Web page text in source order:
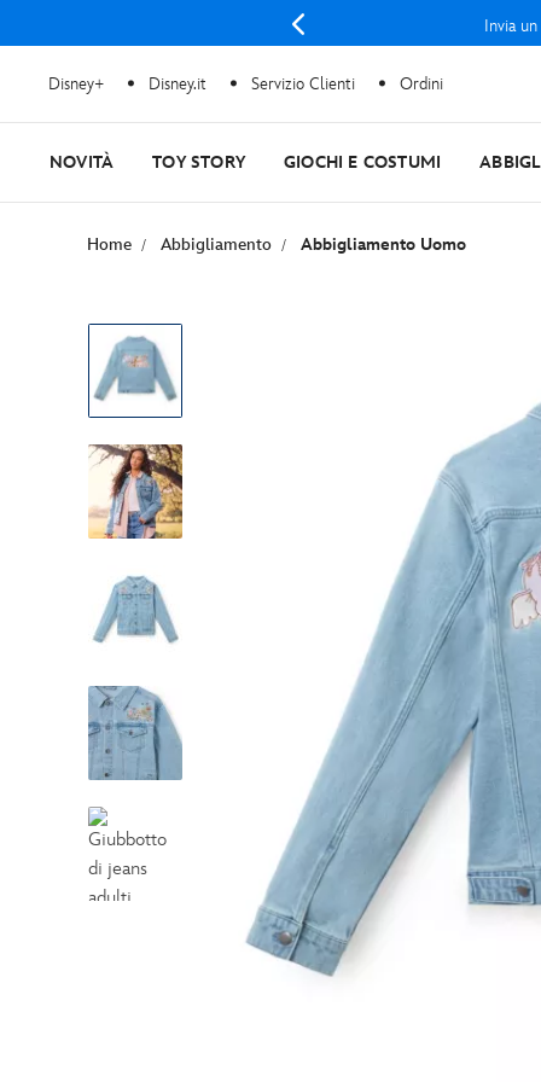
Invia
Disney+ Disney.it Servizio Clienti Ordini
NOVITÀ TOY STORY GIOCHI E COSTUMI
Home Abbigliamento Abbigliamento Uomo